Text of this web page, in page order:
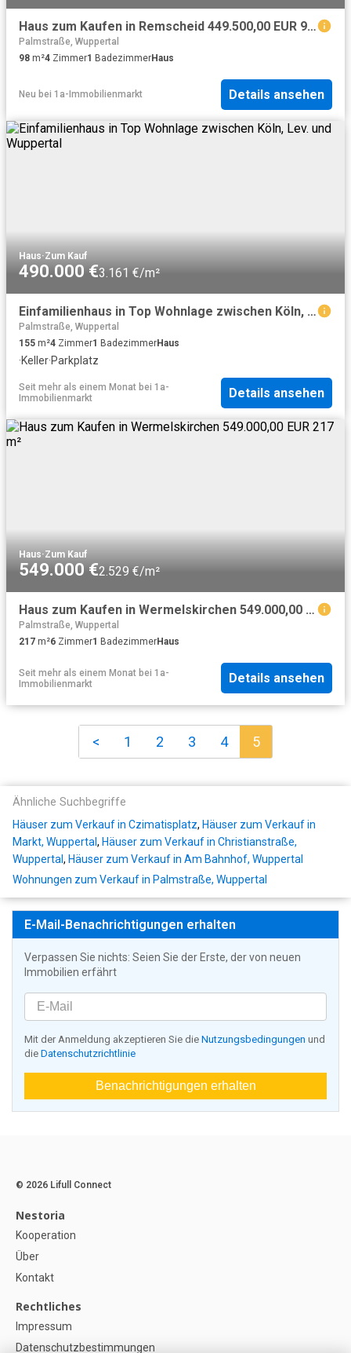
Haus zum Kaufen in Remscheid 449.500,00 EUR 98 m²
Palmstraße, Wuppertal
98 m²4 Zimmer1 BadezimmerHaus
Neu bei 1a-Immobilienmarkt Details ansehen
Haus·Zum Kauf
490.000 €3.161 €/m²
Einfamilienhaus in Top Wohnlage zwischen Köln, Lev. und Wuppertal
Palmstraße, Wuppertal
155 m²4 Zimmer1 BadezimmerHaus
·Keller·Parkplatz
Seit mehr als einem Monat bei 1a-
Immobilienmarkt
Details ansehen
Haus·Zum Kauf
549.000 €2.529 €/m²
Haus zum Kaufen in Wermelskirchen 549.000,00 EUR 217 m²
Palmstraße, Wuppertal
217 m²6 Zimmer1 BadezimmerHaus
Seit mehr als einem Monat bei 1a-
Immobilienmarkt
Details ansehen
< 1 2 3 4 5
Ähnliche Suchbegriffe
Häuser zum Verkauf in Czimatisplatz, Häuser zum Verkauf in
Markt, Wuppertal, Häuser zum Verkauf in Christianstraße,
Wuppertal, Häuser zum Verkauf in Am Bahnhof, Wuppertal
Wohnungen zum Verkauf in Palmstraße, Wuppertal
E-Mail-Benachrichtigungen erhalten
Verpassen Sie nichts: Seien Sie der Erste, der von neuen
Immobilien erfährt
Mit der Anmeldung akzeptieren Sie die Nutzungsbedingungen und
die Datenschutzrichtlinie
Benachrichtigungen erhalten
© 2026 Lifull Connect
Nestoria
Kooperation
Über
Kontakt
Rechtliches
Impressum
Datenschutzbestimmungen